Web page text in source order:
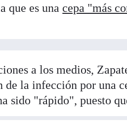
que es una cepa "más
a los medios,
de la infección por una
sido "rápido", puesto